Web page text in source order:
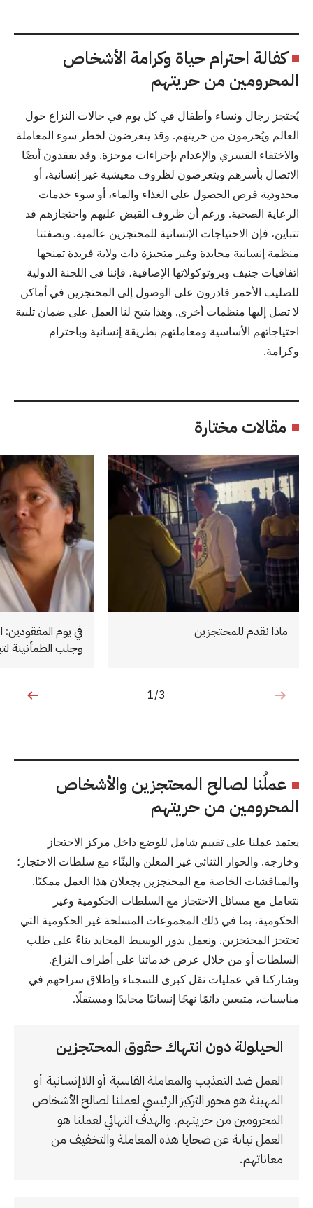
كفالة احترام حياة وكرامة الأشخاص
المحرومين من حريتهم
يُحتجز رجال ونساء وأطفال في كل يوم في حالات النزاع حول
العالم ويُحرمون من حريتهم. وقد يتعرضون لخطر سوء المعاملة
والاختفاء القسري والإعدام بإجراءات موجزة. وقد يفقدون أيضًا
الاتصال بأسرهم ويتعرضون لظروف معيشية غير إنسانية، أو
محدودية فرص الحصول على الغذاء والماء، أو سوء خدمات
الرعاية الصحية. ورغم أن ظروف القبض عليهم واحتجازهم قد
تتباين، فإن الاحتياجات الإنسانية للمحتجزين عالمية. وبصفتنا
منظمة إنسانية محايدة وغير متحيزة ذات ولاية فريدة تمنحها
اتفاقيات جنيف وبروتوكولاتها الإضافية، فإننا في اللجنة الدولية
للصليب الأحمر قادرون على الوصول إلى المحتجزين في أماكن
لا تصل إليها منظمات أخرى. وهذا يتيح لنا العمل على ضمان تلبية
احتياجاتهم الأساسية ومعاملتهم بطريقة إنسانية وباحترام
وكرامة.
مقالات مختارة
ماذا نقدم للمحتجزين
في يوم المفقودين:
وجلب الطمأنينة
1 من 3
1/3
عملُنا لصالح المحتجزين والأشخاص
المحرومين من حريتهم
يعتمد عملنا على تقييم شامل للوضع داخل مركز الاحتجاز
وخارجه. والحوار الثنائي غير المعلن والبنّاء مع سلطات الاحتجاز؛
والمناقشات الخاصة مع المحتجزين يجعلان هذا العمل ممكنًا.
نتعامل مع مسائل الاحتجاز مع السلطات الحكومية وغير
الحكومية، بما في ذلك المجموعات المسلحة غير الحكومية التي
تحتجز المحتجزين. ونعمل بدور الوسيط المحايد بناءً على طلب
السلطات أو من خلال عرض خدماتنا على أطراف النزاع.
وشاركنا في عمليات نقل كبرى للسجناء وإطلاق سراحهم في
مناسبات، متبعين دائمًا نهجًا إنسانيًا محايدًا ومستقلًا.
الحيلولة دون انتهاك حقوق المحتجزين
العمل ضد التعذيب والمعاملة القاسية أو اللاإنسانية أو
المهينة هو محور التركيز الرئيسي لعملنا لصالح الأشخاص
المحرومين من حريتهم. والهدف النهائي لعملنا هو
العمل نيابة عن ضحايا هذه المعاملة والتخفيف من
معاناتهم.